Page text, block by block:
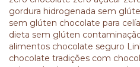
gordura hidrogenada sem
sem glúten chocolate para
dieta sem glúten
alimentos chocolate seguro
chocolate tradições com